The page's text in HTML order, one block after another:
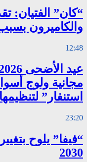
“كان” الفتيان:
والكاميرون
12:48
مجانية ولوج
استنفار” لتنظيمها
23:20
“فيفا” يلوح
2030